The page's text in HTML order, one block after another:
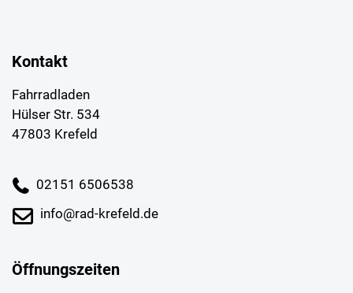
Kontakt
Fahrradladen
Hülser Str. 534
47803 Krefeld
02151 6506538
info@rad-krefeld.de
Öffnungszeiten